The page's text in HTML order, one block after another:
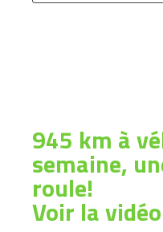
945 km à
semaine,
roule!
Voir la